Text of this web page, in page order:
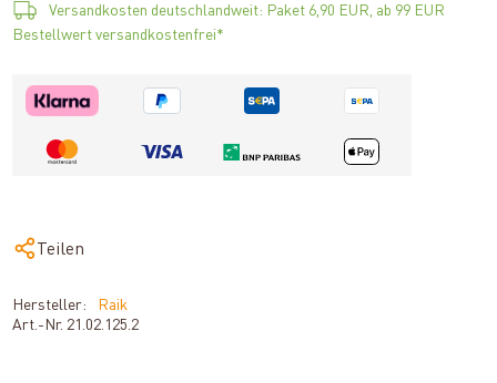
Versandkosten deutschlandweit: Paket 6,90 EUR, ab 99 EUR
Bestellwert versandkostenfrei*
Teilen
Hersteller:
Raik
Art.-Nr. 21.02.125.2